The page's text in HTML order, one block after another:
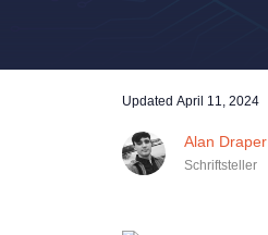
Updated April 11, 2024
Alan Draper
Schriftsteller